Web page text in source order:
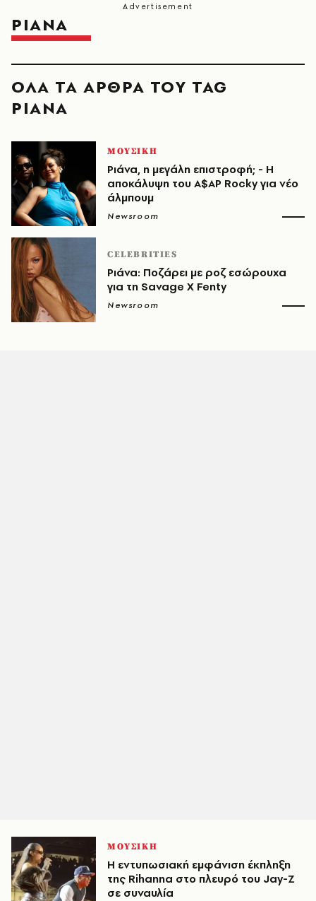
ΡΙΑΝΑ
ΟΛΑ ΤΑ ΑΡΘΡΑ ΤΟΥ TAG
ΡΙΑΝΑ
ΜΟΥΣΙΚΗ
Ριάνα, η μεγάλη επιστροφή; - Η
αποκάλυψη του A$AP Rocky για νέο
άλμπουμ
Newsroom
CELEBRITIES
Ριάνα: Ποζάρει με ροζ εσώρουχα
για τη Savage X Fenty
Newsroom
ΜΟΥΣΙΚΗ
Η εντυπωσιακή εμφάνιση έκπληξη
της Rihanna στο πλευρό του Jay-Z
σε συναυλία